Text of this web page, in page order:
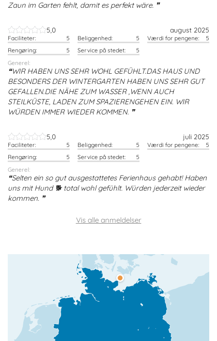
Zaun im Garten fehlt, damit es perfekt wäre.
5,0 august 2025
Faciliteter: 5 Beliggenhed: 5 Værdi for pengene:
5
Rengøring:
5 Service på stedet:
5
Generel:
WIR HABEN UNS SEHR WOHL GEFÜHLT.DAS HAUS UND
BESONDERS DER WINTERGARTEN HABEN UNS SEHR GUT
GEFALLEN.DIE NÄHE ZUM WASSER ,WENN AUCH
STEILKÜSTE, LADEN ZUM SPAZIERENGEHEN EIN. WIR
WÜRDEN IMMER WIEDER KOMMEN.
5,0 juli 2025
Faciliteter: 5 Beliggenhed: 5 Værdi for pengene:
5
Rengøring:
5 Service på stedet:
5
Generel:
Selten ein so gut ausgestattetes Ferienhaus gehabt! Haben
uns mit Hund 🐕 total wohl gefühlt. Würden jederzeit wieder
kommen.
Vis alle anmeldelser